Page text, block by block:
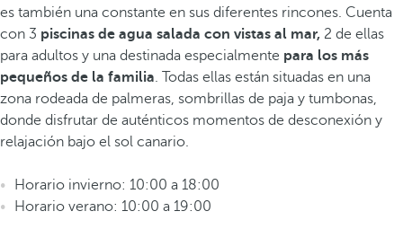
es también una constante en sus diferentes rincones. Cuenta
con 3 piscinas de agua salada con vistas al mar, 2 de ellas
para adultos y una destinada especialmente para los más
pequeños de la familia. Todas ellas están situadas en una
zona rodeada de palmeras, sombrillas de paja y tumbonas,
donde disfrutar de auténticos momentos de desconexión y
relajación bajo el sol canario.
Horario invierno: 10:00 a 18:00
Horario verano: 10:00 a 19:00